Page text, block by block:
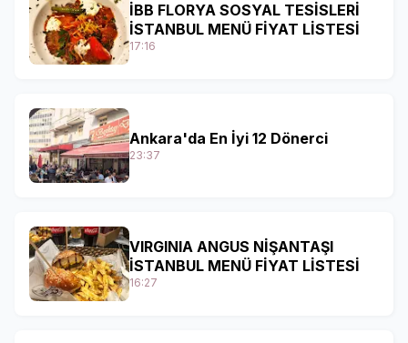
İBB FLORYA SOSYAL TESİSLERİ
İSTANBUL MENÜ FİYAT LİSTESİ
17:16
Ankara'da En İyi 12 Dönerci
23:37
VIRGINIA ANGUS NİŞANTAŞI
İSTANBUL MENÜ FİYAT LİSTESİ
16:27